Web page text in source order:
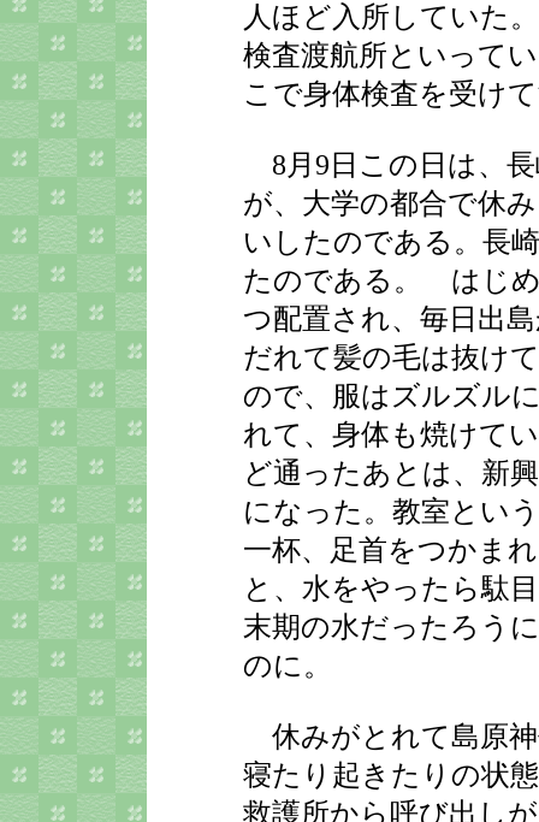
人ほど入所していた
検査渡航所といって
こで身体検査を受け
8月9日この日は、
が、大学の都合で休
いしたのである。長
たのである。 はじめ
つ配置され、毎日出
だれて髪の毛は抜け
ので、服はズルズル
れて、身体も焼けて
ど通ったあとは、新
になった。教室とい
一杯、足首をつかま
と、水をやったら駄
末期の水だったろう
のに。
休みがとれて島原
寝たり起きたりの状
救護所から呼び出し